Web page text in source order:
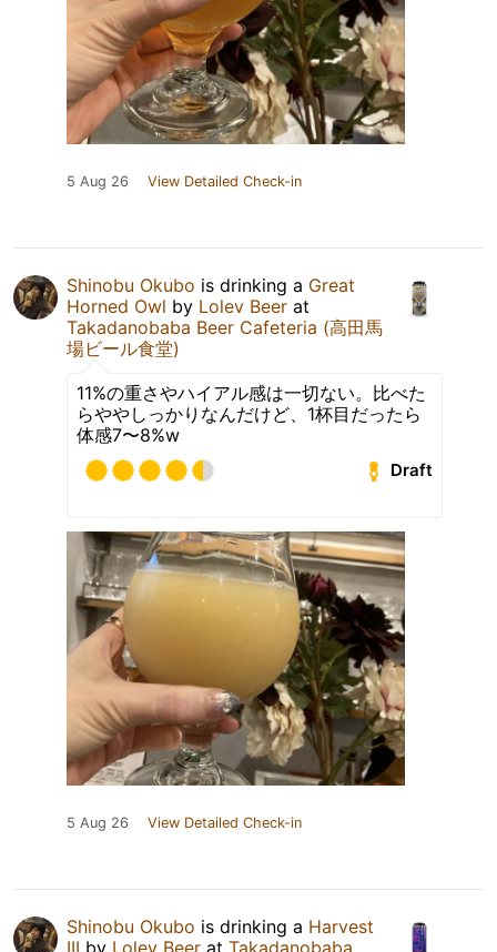
5 Aug 26 View Detailed Check-in
Shinobu Okubo is drinking a Great
Horned Owl by Lolev Beer at
Takadanobaba Beer Cafeteria (高田馬
場ビール食堂)
11%の重さやハイアル感は一切ない。比べた
らややしっかりなんだけど、1杯目だったら
体感7〜8%w
Draft
5 Aug 26 View Detailed Check-in
Shinobu Okubo is drinking a Harvest
III by Lolev Beer at Takadanobaba